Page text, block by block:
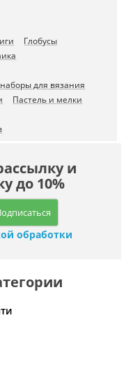
Глобусы
для вязания
Пастель и мелки
и
до 10%
обработки